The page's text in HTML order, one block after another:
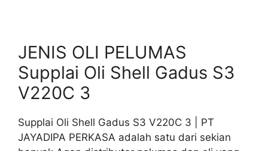
JENIS OLI PELUMAS
Supplai Oli Shell Gadus S3
V220C 3
Supplai Oli Shell Gadus S3 V220C 3 | PT
JAYADIPA PERKASA adalah satu dari sekian